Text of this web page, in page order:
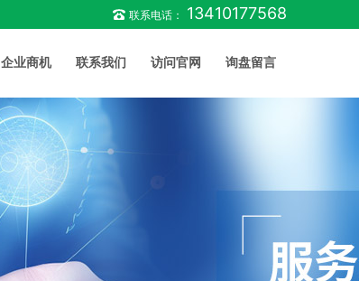
联系电话： 13410177568
企业商机 联系我们 访问官网 询盘留言